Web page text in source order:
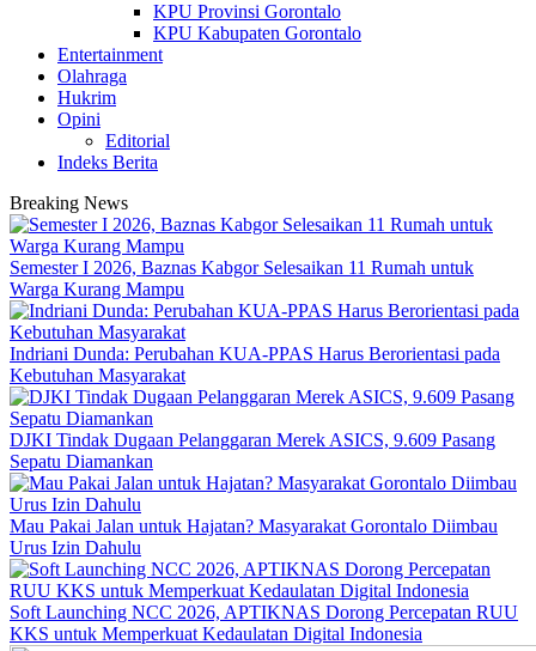
KPU Provinsi Gorontalo
KPU Kabupaten Gorontalo
Entertainment
Olahraga
Hukrim
Opini
Editorial
Indeks Berita
Breaking News
Semester I 2026, Baznas Kabgor Selesaikan 11 Rumah untuk
Warga Kurang Mampu
Indriani Dunda: Perubahan KUA-PPAS Harus Berorientasi pada
Kebutuhan Masyarakat
DJKI Tindak Dugaan Pelanggaran Merek ASICS, 9.609 Pasang
Sepatu Diamankan
Mau Pakai Jalan untuk Hajatan? Masyarakat Gorontalo Diimbau
Urus Izin Dahulu
Soft Launching NCC 2026, APTIKNAS Dorong Percepatan RUU
KKS untuk Memperkuat Kedaulatan Digital Indonesia